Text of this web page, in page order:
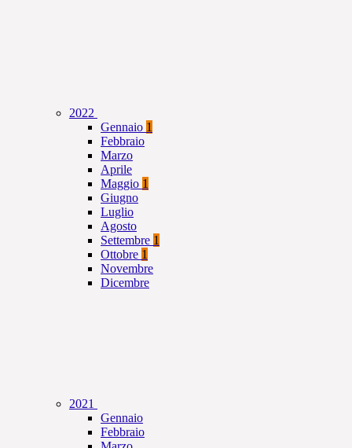
2022
Gennaio 1
Febbraio
Marzo
Aprile
Maggio 1
Giugno
Luglio
Agosto
Settembre 1
Ottobre 1
Novembre
Dicembre
2021
Gennaio
Febbraio